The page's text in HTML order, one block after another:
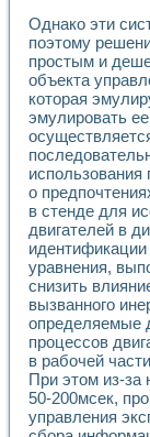
Однако эти
поэтому
простым и
объекта
которая
эмулировать
о
в стенде для
двигателей в
уравнения,
снизить
вызванного
определяемые
процессов
в рабочей
При этом из-за
50-200мсек,
управления